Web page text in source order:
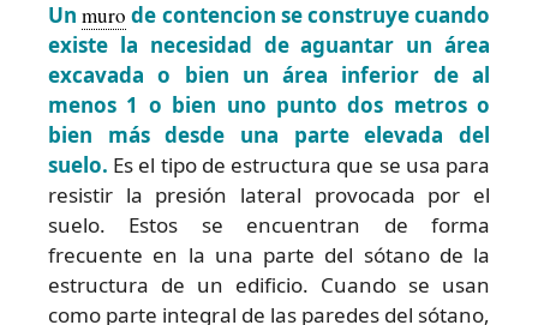
Unmuro de contencion se construye cuando
existe la necesidad de aguantar un área
excavada o bien un área inferior de al
menos 1 o bien uno punto dos metros o
bien más desde una parte elevada del
suelo. Es el tipo de estructura que se usa para
resistir la presión lateral provocada por el
suelo. Estos se encuentran de forma
frecuente en la una parte del sótano de la
estructura de un edificio. Cuando se usan
como parte integral de las paredes del sótano,